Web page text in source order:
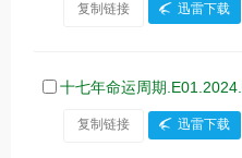
复制链接 迅雷下载
十七年命运周期
复制链接 迅雷下载